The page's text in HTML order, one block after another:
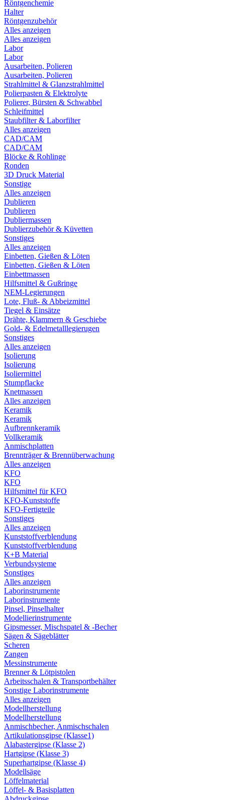
Röntgenchemie
Halter
Röntgenzubehör
Alles anzeigen
Alles anzeigen
Labor
Labor
Ausarbeiten, Polieren
Ausarbeiten, Polieren
Strahlmittel & Glanzstrahlmittel
Polierpasten & Elektrolyte
Polierer, Bürsten & Schwabbel
Schleifmittel
Staubfilter & Laborfilter
Alles anzeigen
CAD/CAM
CAD/CAM
Blöcke & Rohlinge
Ronden
3D Druck Material
Sonstige
Alles anzeigen
Dublieren
Dublieren
Dubliermassen
Dublierzubehör & Küvetten
Sonstiges
Alles anzeigen
Einbetten, Gießen & Löten
Einbetten, Gießen & Löten
Einbettmassen
Hilfsmittel & Gußringe
NEM-Legierungen
Lote, Fluß- & Abbeizmittel
Tiegel & Einsätze
Drähte, Klammern & Geschiebe
Gold- & Edelmetalllegierugen
Sonstiges
Alles anzeigen
Isolierung
Isolierung
Isoliermittel
Stumpflacke
Knetmassen
Alles anzeigen
Keramik
Keramik
Aufbrennkeramik
Vollkeramik
Anmischplatten
Brennträger & Brennüberwachung
Alles anzeigen
KFO
KFO
Hilfsmittel für KFO
KFO-Kunststoffe
KFO-Fertigteile
Sonstiges
Alles anzeigen
Kunststoffverblendung
Kunststoffverblendung
K+B Material
Verbundsysteme
Sonstiges
Alles anzeigen
Laborinstrumente
Laborinstrumente
Pinsel, Pinselhalter
Modellierinstrumente
Gipsmesser, Mischspatel & -Becher
Sägen & Sägeblätter
Scheren
Zangen
Messinstrumente
Brenner & Lötpistolen
Arbeitsschalen & Transportbehälter
Sonstige Laborinstrumente
Alles anzeigen
Modellherstellung
Modellherstellung
Anmischbecher, Anmischschalen
Artikulationsgipse (Klasse1)
Alabastergipse (Klasse 2)
Hartgipse (Klasse 3)
Superhartgipse (Klasse 4)
Modellsäge
Löffelmaterial
Löffel- & Basisplatten